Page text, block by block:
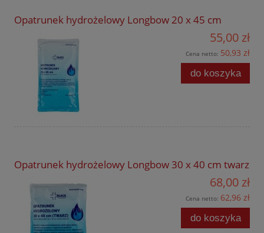
Opatrunek hydrożelowy Longbow 20 x 45 cm
55,00 zł
Cena netto: 50,93 zł
do koszyka
Opatrunek hydrożelowy Longbow 30 x 40 cm twarz
68,00 zł
Cena netto: 62,96 zł
do koszyka